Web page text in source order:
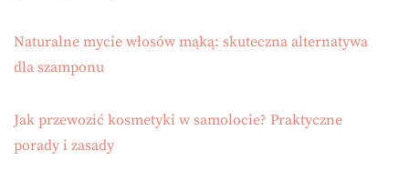
Naturalne mycie włosów mąką: skuteczna alternatywa
dla szamponu
Jak przewozić kosmetyki w samolocie? Praktyczne
porady i zasady